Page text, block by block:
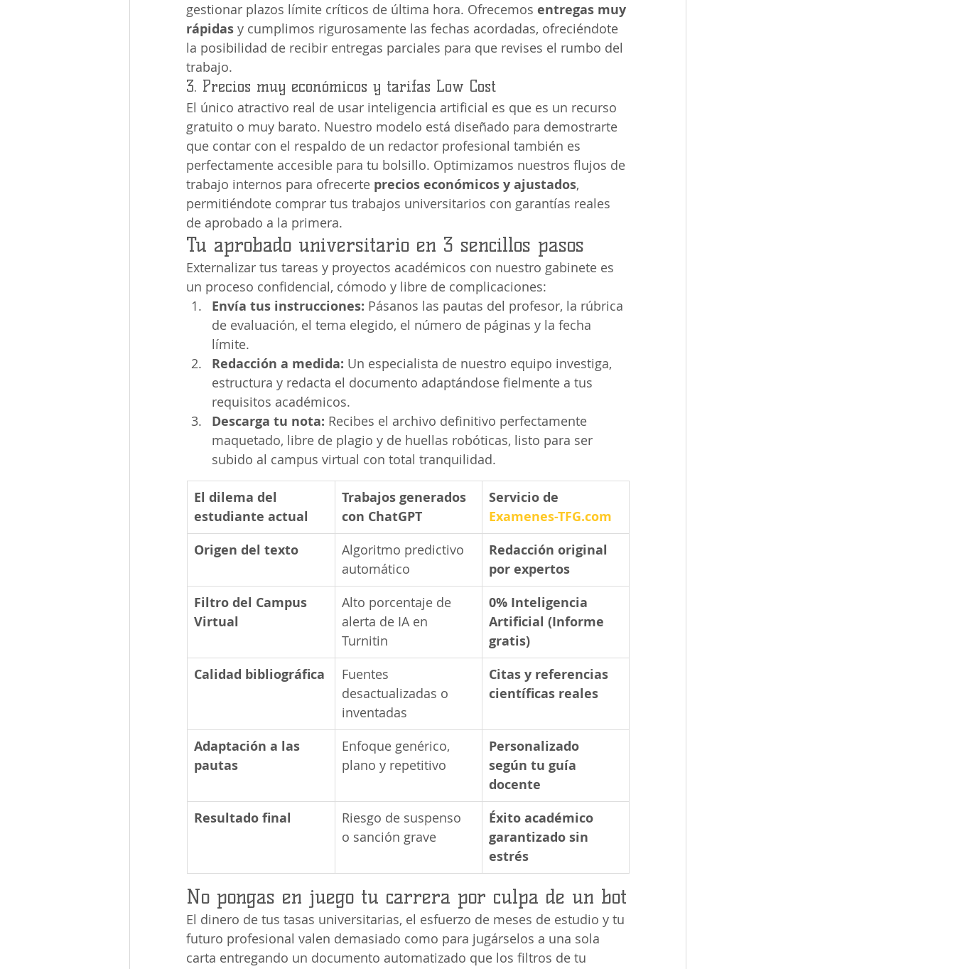
gestionar plazos límite críticos de última hora. Ofrecemos entregas muy
rápidas y cumplimos rigurosamente las fechas acordadas, ofreciéndote
la posibilidad de recibir entregas parciales para que revises el rumbo del
trabajo.
3. Precios muy económicos y tarifas Low Cost
El único atractivo real de usar inteligencia artificial es que es un recurso
gratuito o muy barato. Nuestro modelo está diseñado para demostrarte
que contar con el respaldo de un redactor profesional también es
perfectamente accesible para tu bolsillo. Optimizamos nuestros flujos de
trabajo internos para ofrecerte precios económicos y ajustados,
permitiéndote comprar tus trabajos universitarios con garantías reales
de aprobado a la primera.
Tu aprobado universitario en 3 sencillos pasos
Externalizar tus tareas y proyectos académicos con nuestro gabinete es
un proceso confidencial, cómodo y libre de complicaciones:
Envía tus instrucciones: Pásanos las pautas del profesor, la rúbrica
de evaluación, el tema elegido, el número de páginas y la fecha
límite.
Redacción a medida: Un especialista de nuestro equipo investiga,
estructura y redacta el documento adaptándose fielmente a tus
requisitos académicos.
Descarga tu nota: Recibes el archivo definitivo perfectamente
maquetado, libre de plagio y de huellas robóticas, listo para ser
subido al campus virtual con total tranquilidad.
El dilema del
estudiante actual
Trabajos generados
con ChatGPT
Servicio de
Examenes-TFG.com
Origen del texto
Algoritmo predictivo
automático
Redacción original
por expertos
Filtro del Campus
Virtual
Alto porcentaje de
alerta de IA en
Turnitin
0% Inteligencia
Artificial (Informe
gratis)
Calidad bibliográfica
Fuentes
desactualizadas o
inventadas
Citas y referencias
científicas reales
Adaptación a las
pautas
Enfoque genérico,
plano y repetitivo
Personalizado
según tu guía
docente
Resultado final
Riesgo de suspenso
o sanción grave
Éxito académico
garantizado sin
estrés
No pongas en juego tu carrera por culpa de un bot
El dinero de tus tasas universitarias, el esfuerzo de meses de estudio y tu
futuro profesional valen demasiado como para jugárselos a una sola
carta entregando un documento automatizado que los filtros de tu